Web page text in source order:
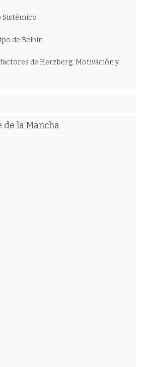
Sistémico
de Belbin
de Herzberg. Motivación y
la Mancha